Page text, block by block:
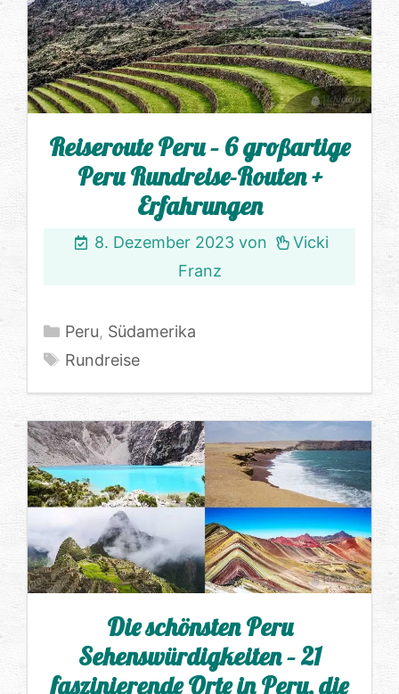
Reiseroute Peru – 6 großartige
Peru Rundreise-Routen +
Erfahrungen
8. Dezember 2023 von
Vicki
Franz
Kategorien
Peru, Südamerika
Schlagwörter
Rundreise
Die schönsten Peru
Sehenswürdigkeiten – 21
faszinierende Orte in Peru, die